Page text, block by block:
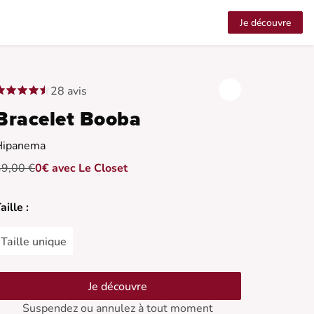
Je découvre
28 avis
Booba
€0€ avec Le Closet
:
Taille unique
Je découvre
Suspendez ou annulez à tout moment